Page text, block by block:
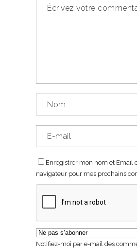
Enregistrer mon nom et Email
navigateur pour mes prochains
Notifiez-moi par e-mail des